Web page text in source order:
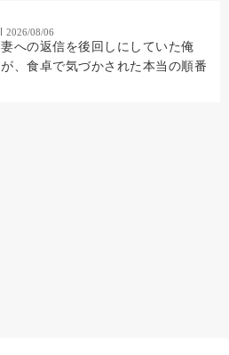
2026/08/06
妻への返信を後回しにしていた俺
が、食卓で気づかされた本当の順番